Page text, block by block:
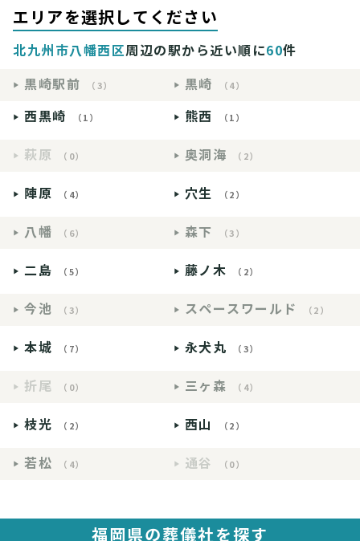
エリアを選択してください
北九州市八幡西区周辺の駅から近い順に60件
黒崎駅前
（3） 黒崎 （4）
西黒崎 （1） 熊西 （1）
萩原 （0） 奥洞海 （2）
陣原 （4） 穴生 （2）
八幡 （6） 森下 （3）
二島 （5） 藤ノ木 （2）
今池 （3） スペースワールド （2）
本城 （7） 永犬丸 （3）
折尾 （0） 三ヶ森 （4）
枝光 （2） 西山 （2）
若松 （4） 通谷 （0）
福岡県の葬儀社を探す